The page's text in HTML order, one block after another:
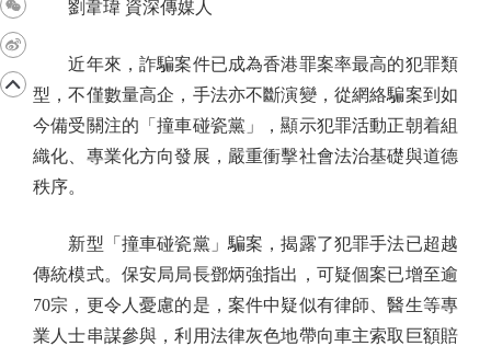
劉韋瑋 資深傳媒人
近年來，詐騙案件已成為香港罪案率最高的犯罪類
型，不僅數量高企，手法亦不斷演變，從網絡騙案到如
今備受關注的「撞車碰瓷黨」，顯示犯罪活動正朝着組
織化、專業化方向發展，嚴重衝擊社會法治基礎與道德
秩序。
新型「撞車碰瓷黨」騙案，揭露了犯罪手法已超越
傳統模式。保安局局長鄧炳強指出，可疑個案已增至逾
70宗，更令人憂慮的是，案件中疑似有律師、醫生等專
業人士串謀參與，利用法律灰色地帶向車主索取巨額賠